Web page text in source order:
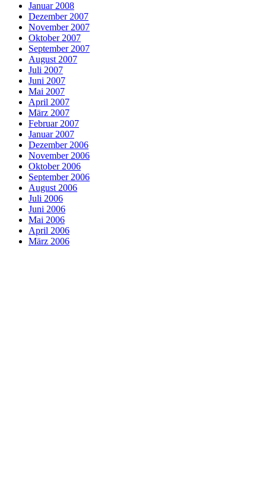
Januar 2008
Dezember 2007
November 2007
Oktober 2007
September 2007
August 2007
Juli 2007
Juni 2007
Mai 2007
April 2007
März 2007
Februar 2007
Januar 2007
Dezember 2006
November 2006
Oktober 2006
September 2006
August 2006
Juli 2006
Juni 2006
Mai 2006
April 2006
März 2006